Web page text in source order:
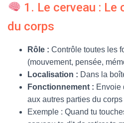
1. Le cerveau : Le
du corps
Rôle : Contrôle toutes les
(mouvement, pensée,
Localisation : Dans la
Fonctionnement : Envoie
aux autres parties du
Exemple : Quand tu